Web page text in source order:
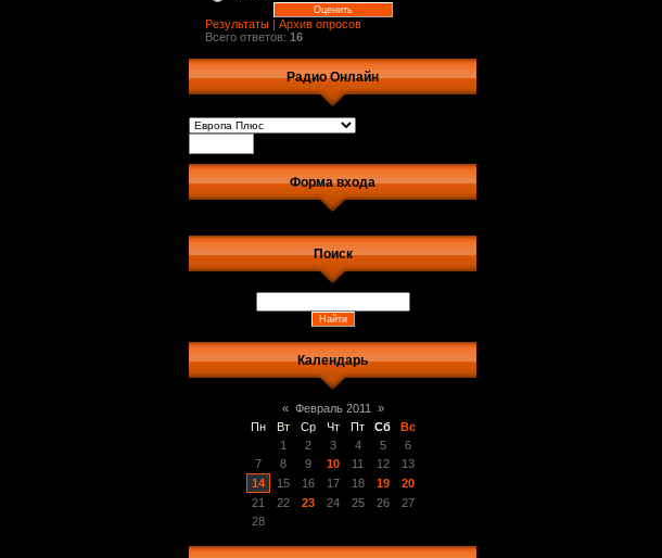
Результаты | Архив опросов
Всего ответов: 16
Радио Онлайн
Форма входа
Поиск
Календарь
« Февраль 2011
»
Пн
Вт Ср Чт Пт Сб
Вс
1
2 3 4 5
6
7
8 9 10 11 12
13
14
15 16 17 18 19
20
21
22 23 24 25 26
27
28